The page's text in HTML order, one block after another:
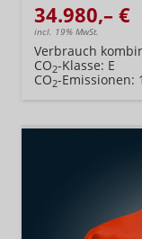
34.980,– €
incl. 19% MwSt.
Verbrauch
CO2-Klasse: E
CO2-Emissionen: